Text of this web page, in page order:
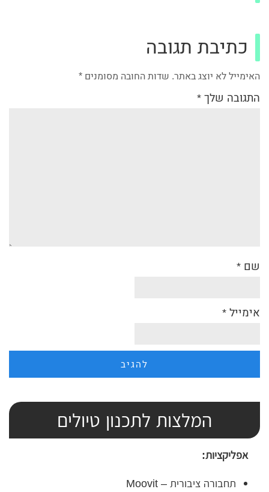
כתיבת תגובה
האימייל לא יוצג באתר. שדות החובה מסומנים *
התגובה שלך*
שם *
אימייל*
המלצות לתכנון טיולים
אפליקציות:
תחבורה ציבורית – Moovit